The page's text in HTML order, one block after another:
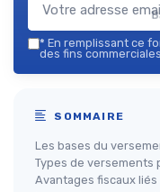
* En remplissant ce
des fins
SOMMAIRE
Les bases du
Types de versements
Avantages fiscaux